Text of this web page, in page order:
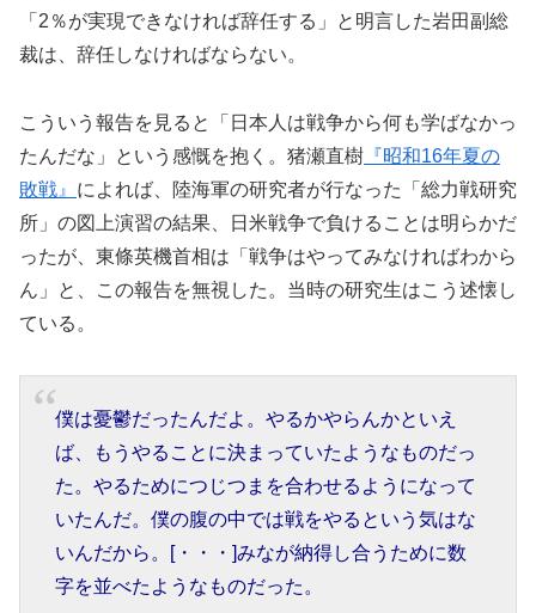
「2％が実現できなければ辞任する」と明言した岩田副総
裁は、辞任しなければならない。
こういう報告を見ると「日本人は戦争から何も学ばなかっ
たんだな」という感慨を抱く。猪瀬直樹 『昭和16年夏の
敗戦』 によれば、陸海軍の研究者が行なった「総力戦研究
所」の図上演習の結果、日米戦争で負けることは明らかだ
ったが、東條英機首相は「戦争はやってみなければわから
ん」と、この報告を無視した。当時の研究生はこう述懐し
ている。
僕は憂鬱だったんだよ。やるかやらんかといえ
ば、もうやることに決まっていたようなものだっ
た。やるためにつじつまを合わせるようになって
いたんだ。僕の腹の中では戦をやるという気はな
いんだから。[・・・]みなが納得し合うために数
字を並べたようなものだった。